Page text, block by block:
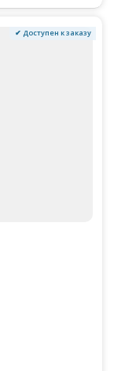
✔ Доступен к заказу